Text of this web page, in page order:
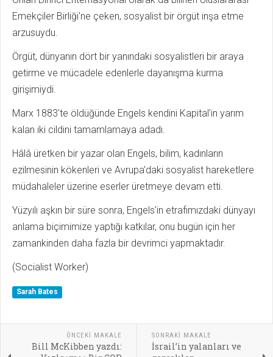
Emekçiler Birliği'ne çeken, sosyalist bir örgüt inşa etme
arzusuydu.
Örgüt, dünyanın dört bir yanındaki sosyalistleri bir araya
getirme ve mücadele edenlerle dayanışma kurma
girişimiydi.
Marx 1883'te öldüğünde Engels kendini Kapital'in yarım
kalan iki cildini tamamlamaya adadı.
Hâlâ üretken bir yazar olan Engels, bilim, kadınların
ezilmesinin kökenleri ve Avrupa'daki sosyalist hareketlere
müdahaleler üzerine eserler üretmeye devam etti.
Yüzyılı aşkın bir süre sonra, Engels'in etrafımızdaki dünyayı
anlama biçimimize yaptığı katkılar, onu bugün için her
zamankinden daha fazla bir devrimci yapmaktadır.
(Socialist Worker)
Sarah Bates
ÖNCEKI MAKALE
Bill McKibben yazdı:
SONRAKI MAKALE
İsrail’in yalanları ve